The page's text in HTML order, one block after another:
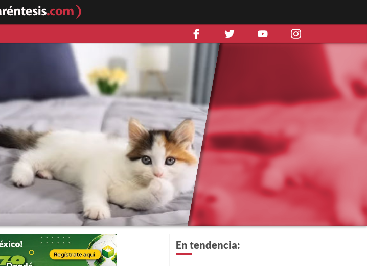
En tendencia: